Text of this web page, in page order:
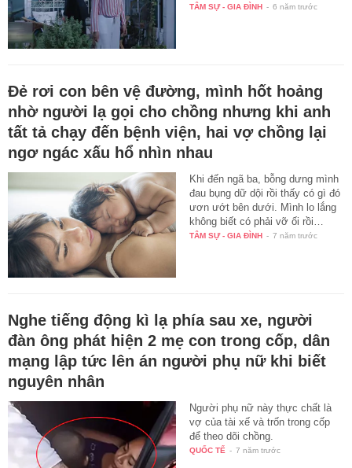
TÂM SỰ - GIA ĐÌNH - 6 năm trước
Đẻ rơi con bên vệ đường, mình hốt hoảng
nhờ người lạ gọi cho chồng nhưng khi anh
tất tả chạy đến bệnh viện, hai vợ chồng lại
ngơ ngác xấu hổ nhìn nhau
Khi đến ngã ba, bỗng dưng mình
đau bụng dữ dội rồi thấy có gì đó
ươn ướt bên dưới. Mình lo lắng
không biết có phải vỡ ối rồi…
TÂM SỰ - GIA ĐÌNH - 7 năm trước
Nghe tiếng động kì lạ phía sau xe, người
đàn ông phát hiện 2 mẹ con trong cốp, dân
mạng lập tức lên án người phụ nữ khi biết
nguyên nhân
Người phụ nữ này thực chất là
vợ của tài xế và trốn trong cốp
để theo dõi chồng.
QUỐC TẾ - 7 năm trước